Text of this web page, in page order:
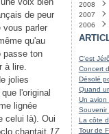
de peur
vous parler
qu'au
passe ton
à lire.
jolies
l'original
lignée
celui là). Oui
chantait 17
Juillet
Mai
Avril
Mars
2008
Juillet
Juin
Avril
Mars
2007
Août
Juillet
Juin
Mai
Mars
2006
Août
Juillet
C'est
Concert
Désolé
Quand
Un avion
Souvenir
La côte
Tour de